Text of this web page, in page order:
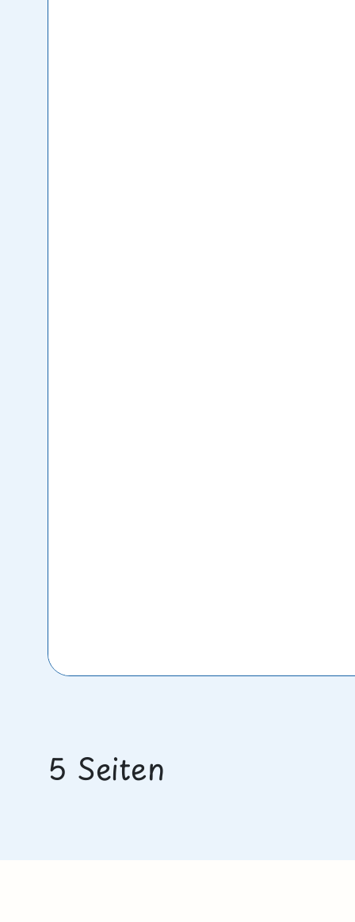
5 Seiten